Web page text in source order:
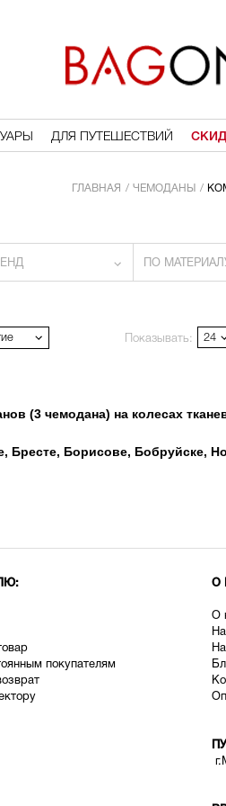
ДЛЯ ПУТЕШЕСТВИЙ
ГЛАВНАЯ ЧЕМОДАНЫ
ПО
Показывать: 24
(3 чемодана) на колесах
Бресте, Борисове, Бобруйске,
покупателям
О
О